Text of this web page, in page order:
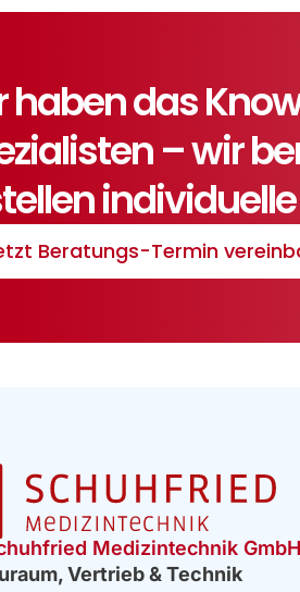
haben das
– wir
Beratungs-Termin
Medizintechnik GmbH
Vertrieb & Technik